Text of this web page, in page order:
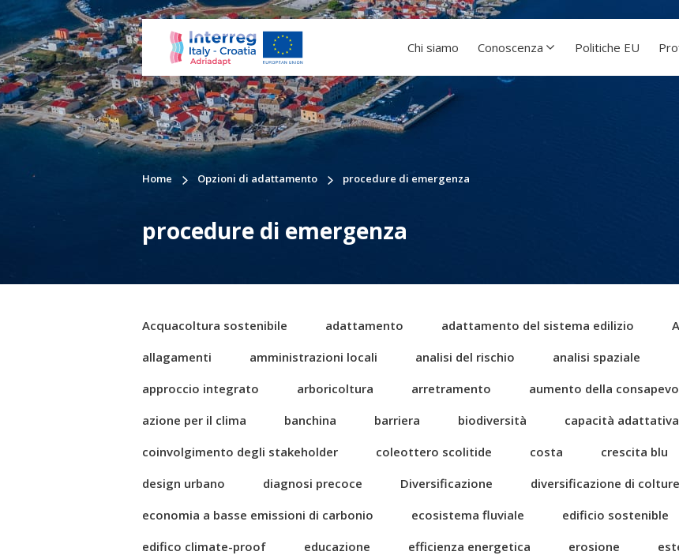
Chi siamo Conoscenza Politiche EU
Home Opzioni di adattamento procedure di emergenza
procedure di emergenza
Acquacoltura sostenibile adattamento adattamento del sistema edilizio
allagamenti
amministrazioni locali analisi del rischio analisi spaziale
approccio integrato
arboricoltura arretramento aumento della
azione per il clima
banchina barriera biodiversità
capacità adattativa
coinvolgimento degli stakeholder
coleottero scolitide costa crescita blu
design urbano
diagnosi precoce Diversificazione diversificazione di colture
economia a basse emissioni di carbonio
ecosistema fluviale edificio sostenible
edifico climate-proof
educazione efficienza energetica erosione